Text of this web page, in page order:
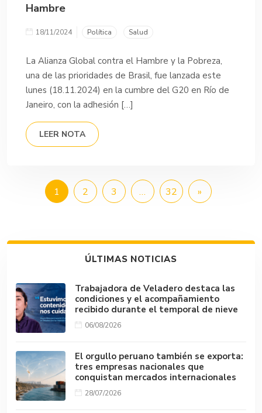
Hambre
18/11/2024 Política Salud
La Alianza Global contra el Hambre y la Pobreza,
una de las prioridades de Brasil, fue lanzada este
lunes (18.11.2024) en la cumbre del G20 en Río de
Janeiro, con la adhesión […]
LEER NOTA
1 2 3 … 32 »
ÚLTIMAS NOTICIAS
Trabajadora de Veladero destaca las
condiciones y el acompañamiento
recibido durante el temporal de nieve
06/08/2026
El orgullo peruano también se exporta:
tres empresas nacionales que
conquistan mercados internacionales
28/07/2026